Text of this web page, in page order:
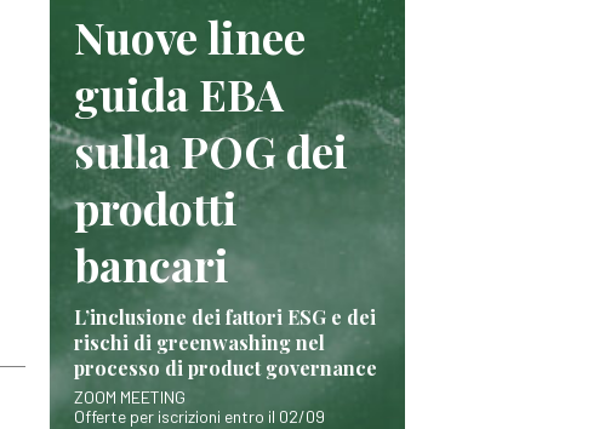
Nuove linee
guida EBA
sulla POG dei
prodotti
bancari
L’inclusione dei fattori ESG e dei
rischi di greenwashing nel
processo di product governance
ZOOM MEETING
Offerte per iscrizioni entro il 02/09